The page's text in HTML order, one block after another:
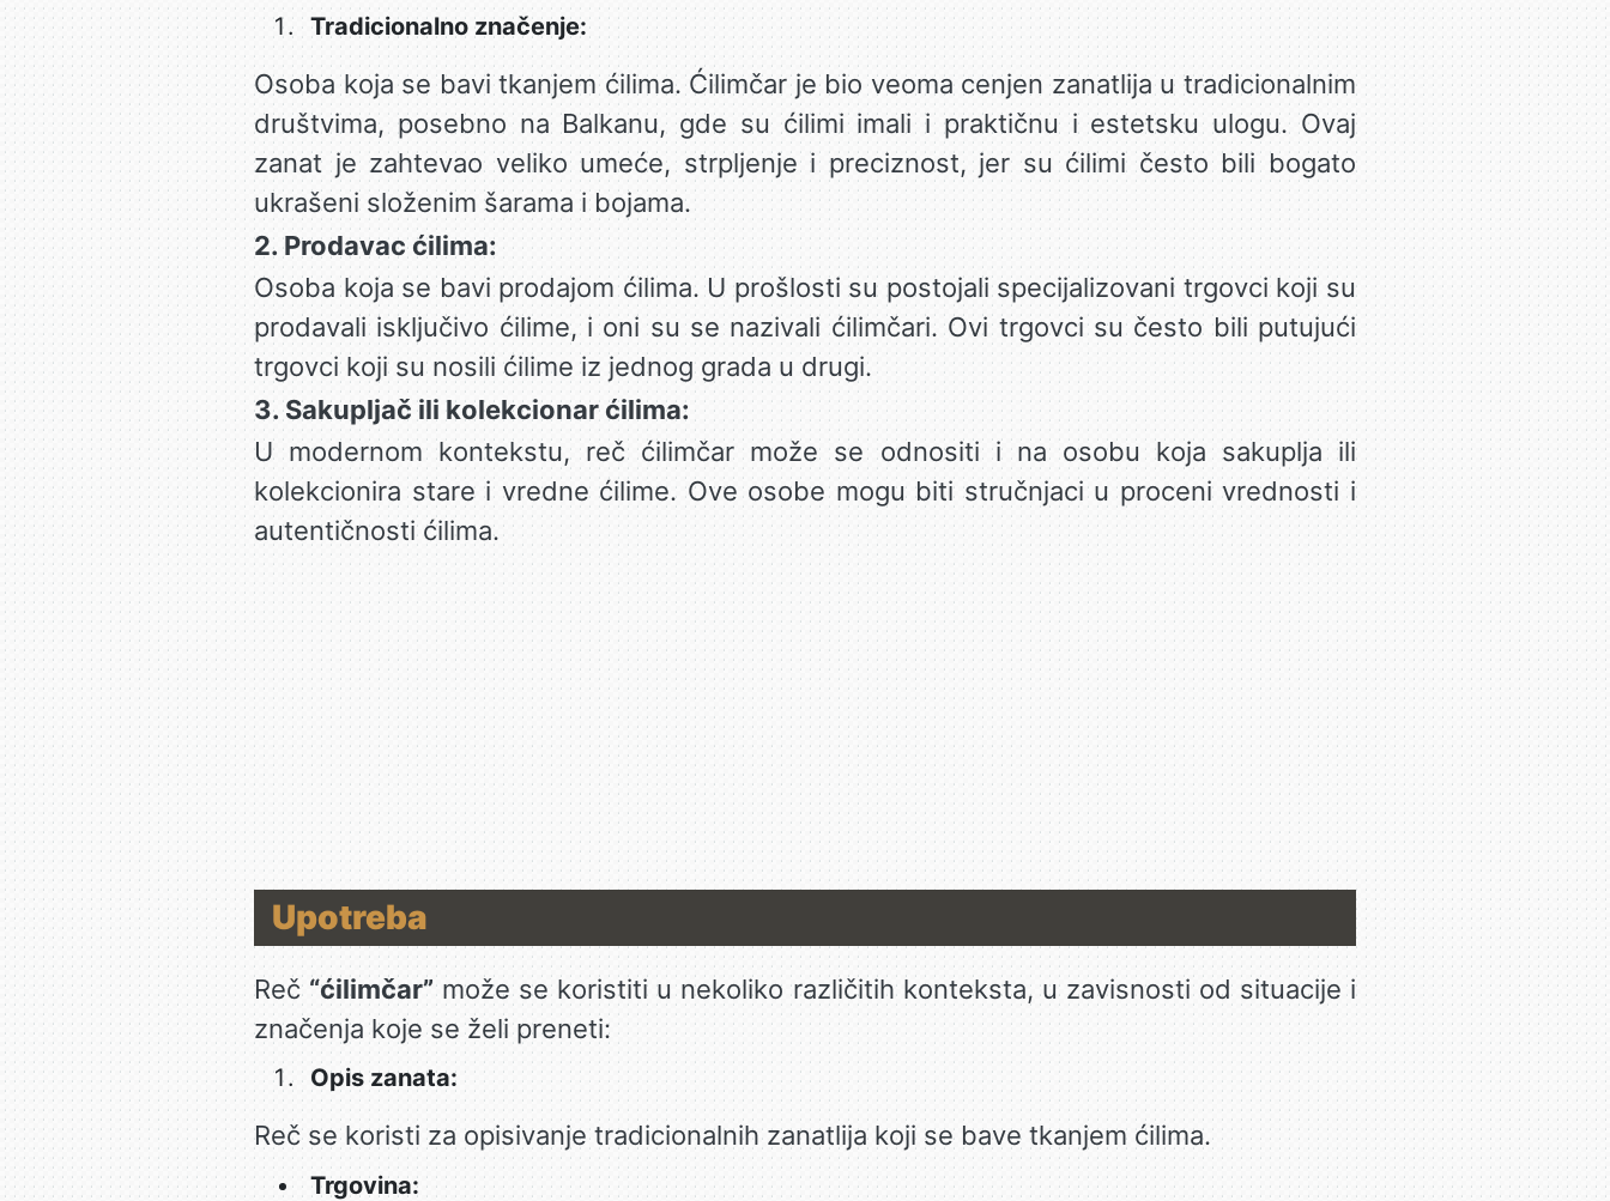
Tradicionalno značenje:
Osoba koja se bavi tkanjem ćilima. Ćilimčar je bio veoma cenjen zanatlija u tradicionalnim
društvima, posebno na Balkanu, gde su ćilimi imali i praktičnu i estetsku ulogu. Ovaj
zanat je zahtevao veliko umeće, strpljenje i preciznost, jer su ćilimi često bili bogato
ukrašeni složenim šarama i bojama.
2. Prodavac ćilima:
Osoba koja se bavi prodajom ćilima. U prošlosti su postojali specijalizovani trgovci koji su
prodavali isključivo ćilime, i oni su se nazivali ćilimčari. Ovi trgovci su često bili putujući
trgovci koji su nosili ćilime iz jednog grada u drugi.
3. Sakupljač ili kolekcionar ćilima:
U modernom kontekstu, reč ćilimčar može se odnositi i na osobu koja sakuplja ili
kolekcionira stare i vredne ćilime. Ove osobe mogu biti stručnjaci u proceni vrednosti i
autentičnosti ćilima.
Upotreba
Reč “ćilimčar”može se koristiti u nekoliko različitih konteksta, u zavisnosti od situacije i
značenja koje se želi preneti:
Opis zanata:
Reč se koristi za opisivanje tradicionalnih zanatlija koji se bave tkanjem ćilima.
Trgovina: